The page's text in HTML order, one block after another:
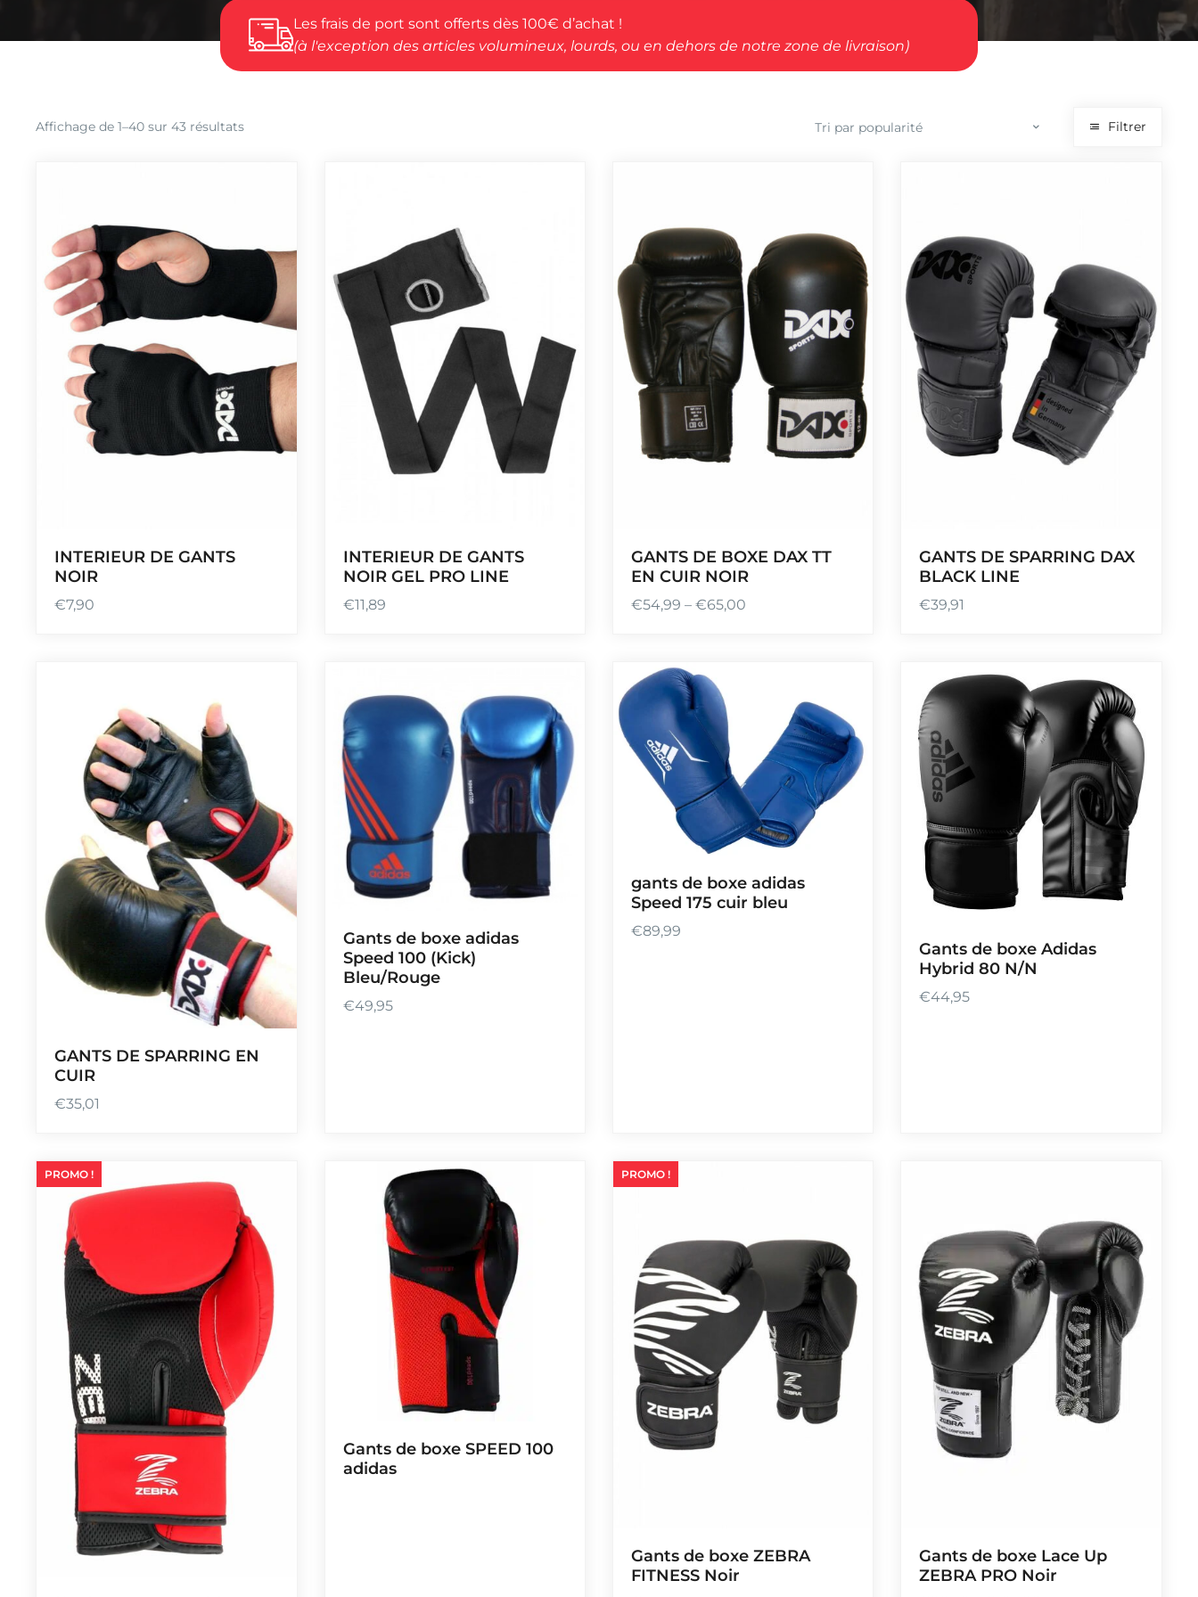
Les frais de port sont offerts dès 100€ d’achat !
(à l'exception des articles volumineux, lourds, ou en dehors de notre zone de livraison)
Affichage de 1–40 sur 43 résultatsTrié
Filtrer
INTERIEUR DE GANTS
NOIR
€7,90
INTERIEUR DE GANTS
NOIR GEL PRO LINE
€11,89
GANTS DE BOXE DAX TT
EN CUIR NOIR
€54,99 – €65,00
P
g
e
:
€
5
0
GANTS DE SPARRING DAX
BLACK LINE
€39,91
GANTS DE SPARRING EN
CUIR
€35,01
Gants de boxe adidas
Speed 100 (Kick)
Bleu/Rouge
€49,95
gants de boxe adidas
Speed 175 cuir bleu
€89,99
Gants de boxe Adidas
Hybrid 80 N/N
€44,95
PROMO !
Gants de boxe SPEED 100
adidas
PROMO !
Gants de boxe ZEBRA
FITNESS Noir
Gants de boxe Lace Up
ZEBRA PRO Noir